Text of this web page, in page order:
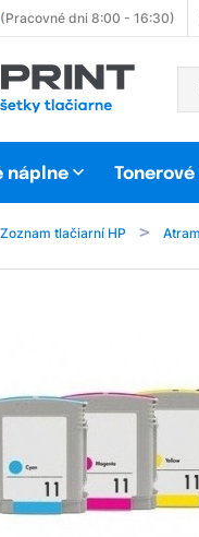
(Pracovné dni 8:00 - 16:30)
náplne
Zoznam tlačiarní HP